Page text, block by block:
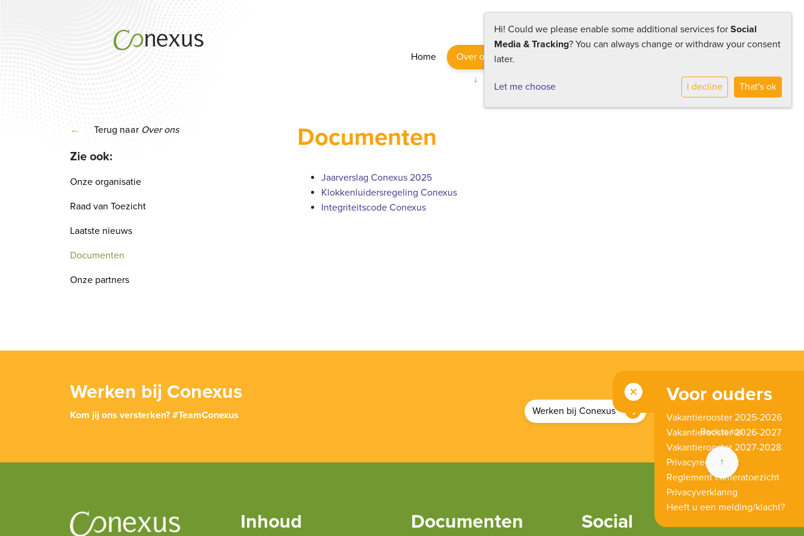
GMR Vervangingspool Contact
Home Over ons
← Terug naar Over ons
Zie ook:
Onze organisatie
Raad van Toezicht
Laatste nieuws
Documenten
Onze partners
Documenten
Jaarverslag Conexus 2025
Klokkenluidersregeling Conexus
Integriteitscode Conexus
Werken bij Conexus
Kom jij ons versterken? #TeamConexus Werken bij Conexus
Back to top
↑
Inhoud Documenten Social
Voor ouders
Vakantierooster 2025-2026
Vakantierooster 2026-2027
Vakantierooster 2027-2028
Privacyreglement
Reglement cameratoezicht
Privacyverklaring
Heeft u een melding/klacht?
Hi! Could we please enable some additional services for Social
Media & Tracking? You can always change or withdraw your consent
later.
Let me choose I decline That's ok